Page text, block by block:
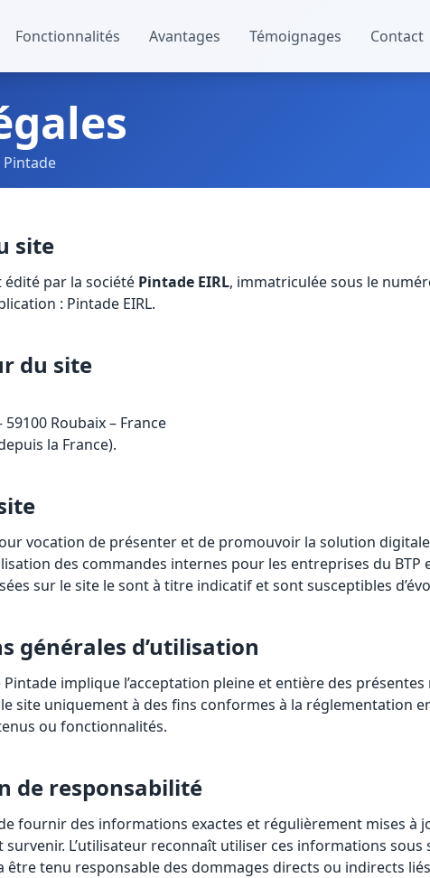
Fonctionnalités Avantages Témoignages Contact
site
édité par la société Pintade EIRL, immatriculée sous le
: Pintade EIRL.
du site
Roubaix – France
la France).
vocation de présenter et de promouvoir la solution digitale
des commandes internes pour les entreprises du BTP
sur le site le sont à titre indicatif et sont susceptibles
générales d’utilisation
Pintade implique l’acceptation pleine et entière des
le site uniquement à des fins conformes à la réglementation
ou fonctionnalités.
de responsabilité
de fournir des informations exactes et régulièrement mises à
survenir. L’utilisateur reconnaît utiliser ces informations sous
être tenu responsable des dommages directs ou indirects